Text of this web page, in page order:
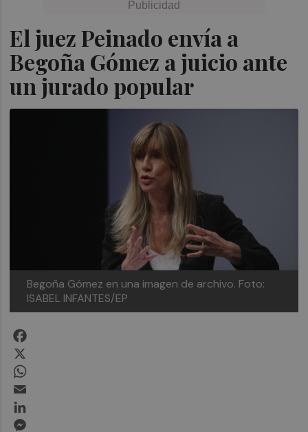
El juez Peinado envía a
Begoña Gómez a juicio ante
un jurado popular
Begoña Gómez en una imagen de archivo. Foto:
ISABEL INFANTES/EP